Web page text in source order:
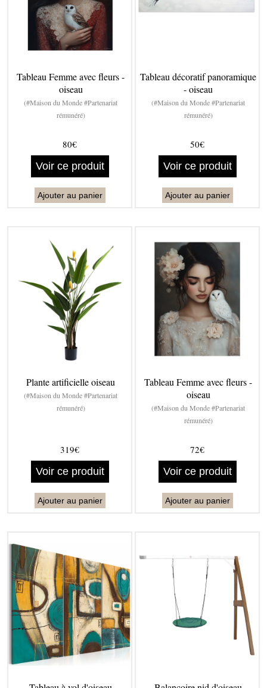
Tableau Femme avec fleurs -
oiseau
(#Maison du Monde #Partenariat
rémunéré)
80€
Voir ce produit
Ajouter au panier
Tableau décoratif panoramique
- oiseau
(#Maison du Monde #Partenariat
rémunéré)
50€
Voir ce produit
Ajouter au panier
Plante artificielle oiseau
(#Maison du Monde #Partenariat
rémunéré)
319€
Voir ce produit
Ajouter au panier
Tableau Femme avec fleurs -
oiseau
(#Maison du Monde #Partenariat
rémunéré)
72€
Voir ce produit
Ajouter au panier